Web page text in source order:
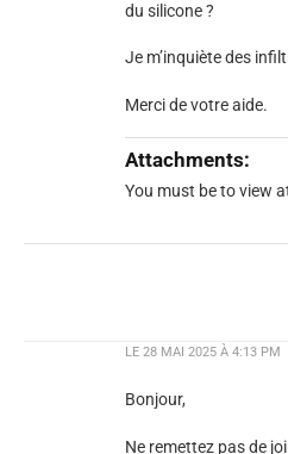
du silicone ?
Je m’inquiète des
Merci de votre aide.
Attachments:
You must beto view
LE 28 MAI 2025 À 4:13 PM
Bonjour,
Ne remettez pas de